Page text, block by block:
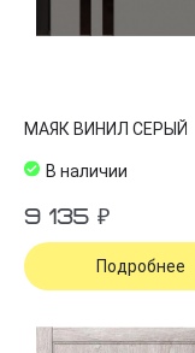
МАЯК ВИНИЛ СЕРЫЙ
В наличии
9 135 ₽
Подробнее